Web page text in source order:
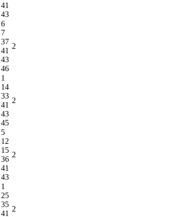
41
43
6
7
37
41
43
46
2
1
14
33
41
43
45
2
5
12
15
36
41
43
2
1
25
35
41
2